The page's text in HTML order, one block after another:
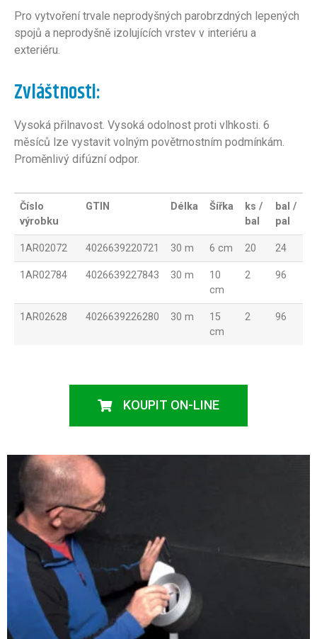
Pro vytvoření trvale neprodyšných parobrzdných lepených
spojů a neprodyšně izolujících vrstev v interiéru a
exteriéru.
Zvláštnosti:
Vysoká přilnavost. Vysoká odolnost proti vlhkosti. 6
měsíců lze vystavit volným povětrnostním podmínkám.
Proměnlivý difúzní odpor.
Číslo
výrobku
GTIN Délka Šířka
ks /
bal
bal /
pal
1AR02072 4026639220721 30 m 6 cm 20 24
1AR02784 4026639227843 30 m
10
cm
2 96
1AR02628 4026639226280 30 m
15
cm
2 96
KOUPIT ON-LINE